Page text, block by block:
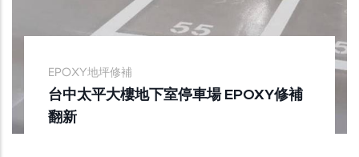
EPOXY地坪修補
台中太平大樓地下室停車場 EPOXY修補
翻新